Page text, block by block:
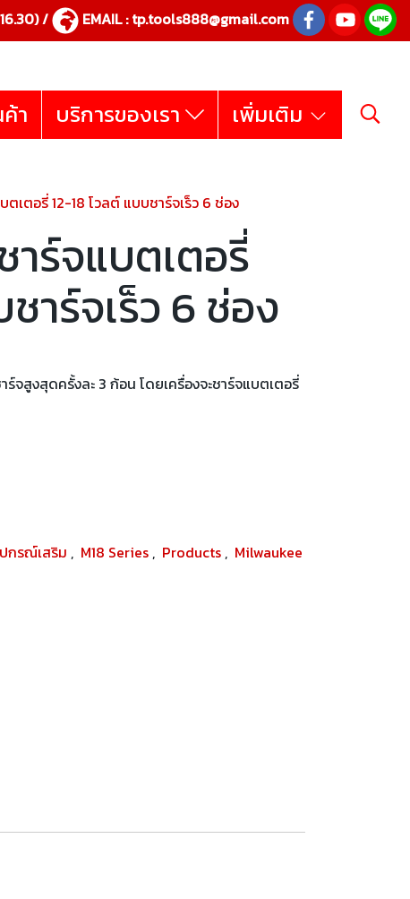
/ EMAIL :tp.tools888@gmail.com
า บริการของเรา เพิ่มเติม
ตเตอรี่ 12-18 โวลต์ แบบชาร์จเร็ว 6 ช่อง
าร์จแบตเตอรี่
าร์จเร็ว 6 ช่อง
ร์จสูงสุดครั้งละ 3 ก้อน โดยเครื่องจะชาร์จแบตเตอรี่
กรณ์เสริม , M18 Series , Products , Milwaukee